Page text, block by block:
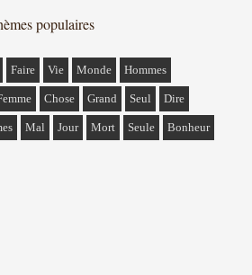
populaires
Faire Vie Monde Hommes
Chose Grand Seul Dire
Mal Jour Mort Seule Bonheur